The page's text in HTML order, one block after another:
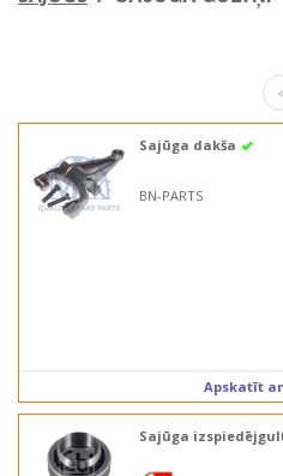
<
Sajūga dakša
BN-PARTS
Apskatīt
Sajūga